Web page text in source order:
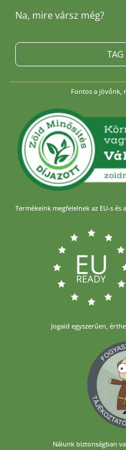
Na, mire vársz még?
TAG
Fontos a jövőnk,
Termékeink megfelelnek az EU-s és
Jogaid egyszerűen,
Nálunk biztonságban